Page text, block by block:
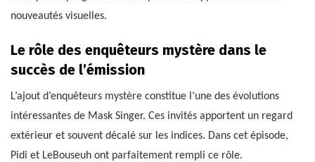
nouveautés visuelles.
Le rôle des enquêteurs mystère dans le
succès de l’émission
L’ajout d’enquêteurs mystère constitue l’une des évolutions
intéressantes de Mask Singer. Ces invités apportent un regard
extérieur et souvent décalé sur les indices. Dans cet épisode,
Pidi et LeBouseuh ont parfaitement rempli ce rôle.